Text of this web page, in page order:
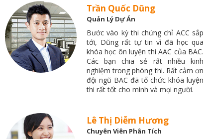
Lê Thị Diễm Hương
Chuyên Viên Phân Tích
Bước vào kỳ thi chứng chỉ ACC sắp
tới, Dũng rất tự tin vì đã học qua
khóa học ôn luyện thi AAC của BAC.
Các bạn chia sẻ rất nhiều kinh
nghiệm trong phòng thi. Rất cảm ơn
đội ngũ BAC đã tổ chức khóa luyện
thi rất tốt cho mình và mọi người.
Trần Quốc Dũng
Quản Lý Dự Án